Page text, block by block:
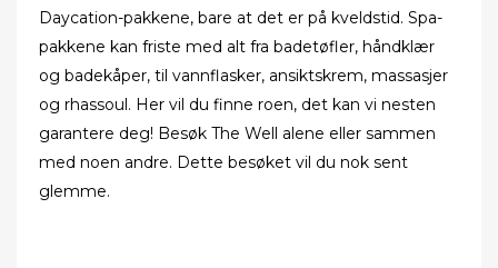
Daycation-pakkene, bare at det er på kveldstid. Spa-
pakkene kan friste med alt fra badetøfler, håndklær
og badekåper, til vannflasker, ansiktskrem, massasjer
og rhassoul. Her vil du finne roen, det kan vi nesten
garantere deg! Besøk The Well alene eller sammen
med noen andre. Dette besøket vil du nok sent
glemme.